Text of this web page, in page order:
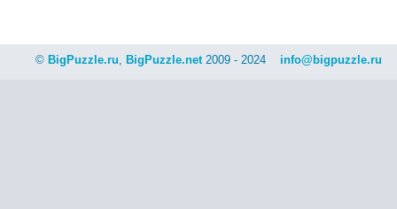
© BigPuzzle.ru, BigPuzzle.net2009 - 2024 info@bigpuzzle.ru